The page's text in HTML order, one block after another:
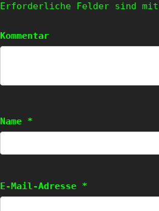
Erforderliche Felder sind mit
Kommentar
Name *
E-Mail-Adresse *